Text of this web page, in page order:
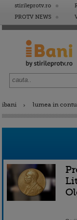
stirileprotv.ro
PROTV NEWS
ibani lumea in